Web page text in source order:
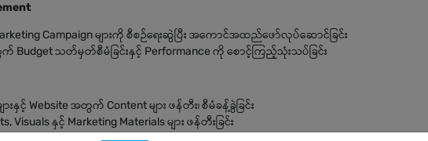
Campaign များကို စီစဉ်ရေးဆွဲပြီး အကောင်အထည်ဖော်လုပ်ဆောင်ခြင်း
က် Budget သတ်မှတ်စီမံခြင်းနှင့် Performance ကို စောင့်ကြည့်သုံးသပ်ခြင်း
ားနှင့် Website အတွက် Content များ ဖန်တီး၊ စီမံခန့်ခွဲခြင်း
နှင့် Marketing Materials များ ဖန်တီးခြင်း